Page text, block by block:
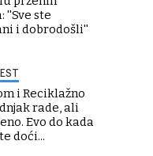
''Sve ste
i dobrodošli''
i Reciklažno
rade, ali
Evo do kada
doći...